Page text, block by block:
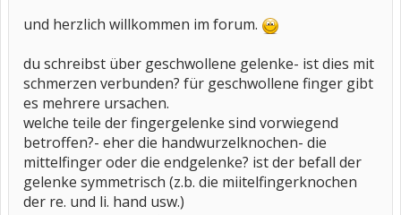
und herzlich willkommen im forum.
du schreibst über geschwollene gelenke- ist dies mit
schmerzen verbunden? für geschwollene finger gibt
es mehrere ursachen.
welche teile der fingergelenke sind vorwiegend
betroffen?- eher die handwurzelknochen- die
mittelfinger oder die endgelenke? ist der befall der
gelenke symmetrisch (z.b. die miitelfingerknochen
der re. und li. hand usw.)